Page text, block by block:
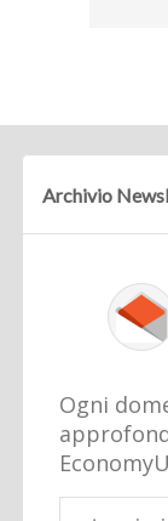
Archivio
Ogni